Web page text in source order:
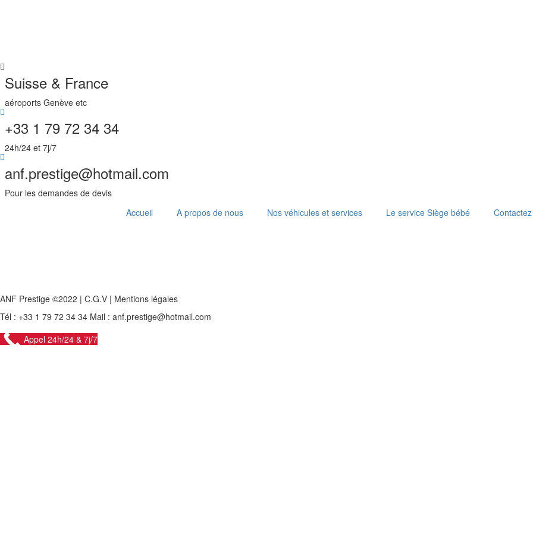
Suisse & France
aéroports Genève etc
+33 1 79 72 34 34
24h/24 et 7j/7
anf.prestige@hotmail.com
Pour les demandes de devis
Accueil
A propos de nous Nos véhicules et services Le service Siège bébé
ANF Prestige ©2022 | C.G.V | Mentions légales
Tél : +33 1 79 72 34 34 Mail : anf.prestige@hotmail.com
Appel 24h/24 & 7j/7